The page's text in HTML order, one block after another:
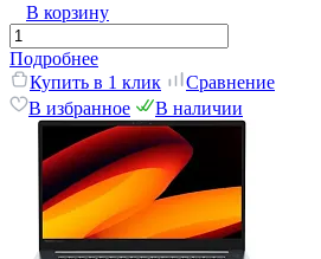
В корзину
Подробнее
Купить в 1 клик
Сравнение
В избранное
В наличии